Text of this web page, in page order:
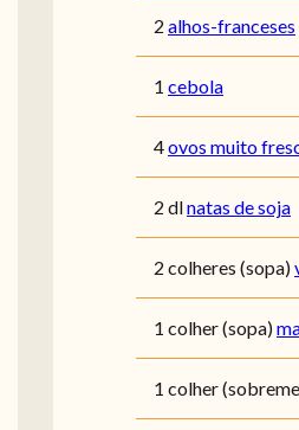
2 alhos-franceses
1 cebola
4ovos muito
2 dlnatas de soja
2 colheres (sopa)
1 colher (sopa)
1 colher